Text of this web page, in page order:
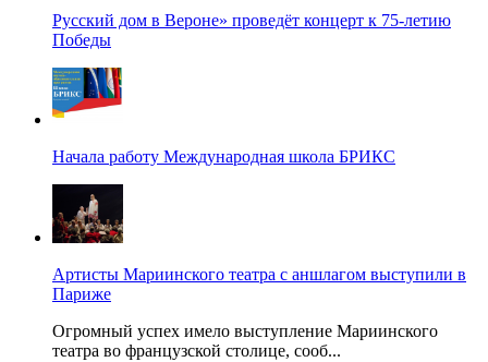
Русский дом в Вероне» проведёт концерт к 75-летию
Победы
Начала работу Международная школа БРИКС
Артисты Мариинского театра с аншлагом выступили в
Париже
Огромный успех имело выступление Мариинского
театра во французской столице, сооб...